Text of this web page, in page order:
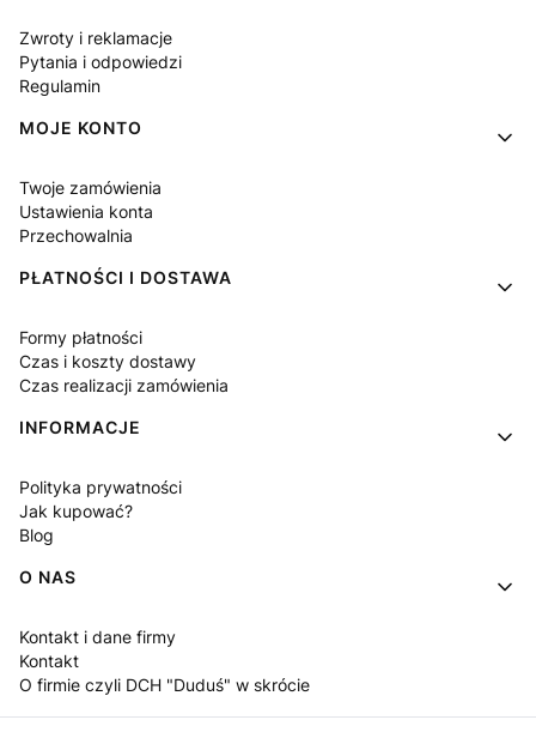
Zwroty i reklamacje
Pytania i odpowiedzi
Regulamin
MOJE KONTO
Twoje zamówienia
Ustawienia konta
Przechowalnia
PŁATNOŚCI I DOSTAWA
Formy płatności
Czas i koszty dostawy
Czas realizacji zamówienia
INFORMACJE
Polityka prywatności
Jak kupować?
Blog
O NAS
Kontakt i dane firmy
Kontakt
O firmie czyli DCH "Duduś" w skrócie